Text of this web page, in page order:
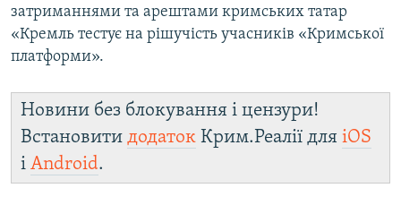
затриманнями та арештами кримських татар
«Кремль тестує на рішучість учасників «Кримської
платформи».
Новини без блокування і цензури!
Встановити додаток Крим.Реалії для iOS
і Android.